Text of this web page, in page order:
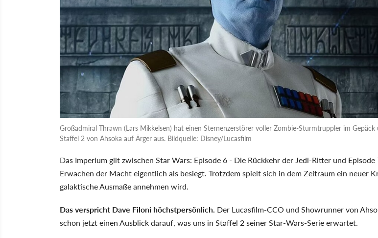
Großadmiral Thrawn (Lars Mikkelsen) hat einen Sternenzerstörer voller Zombie-Sturmtruppler im Gepäck
Staffel 2 von Ahsoka auf Ärger aus. Bildquelle: Disney/Lucasfilm
Das Imperium gilt zwischen Star Wars: Episode 6 - Die Rückkehr der Jedi-Ritter und Episode
Erwachen der Macht eigentlich als besiegt. Trotzdem spielt sich in dem Zeitraum ein neuer
galaktische Ausmaße annehmen wird.
Das verspricht Dave Filoni höchstpersönlich. Der Lucasfilm-CCO und Showrunner von
schon jetzt einen Ausblick darauf, was uns in Staffel 2 seiner Star-Wars-Serie erwartet.